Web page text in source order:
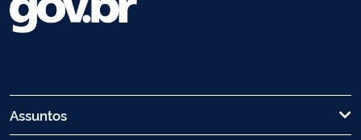
Assuntos